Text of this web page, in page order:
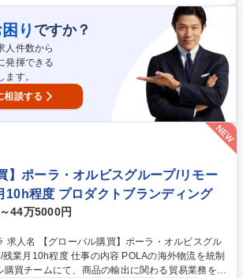
応業務■CSR調達関連業務■資材部規程の管理■設
対応■社内教育用教材の作成■会議体運営 募集職
部門)】世界シェアTOP級製品多数/社内食堂あり
り ですか？
人件数から
発揮できる
す。
相談する
】ポーラ・オルビスグループ/リモー
10h程度 プロダクトブランディング
44万5000円
内容 POLAの海外物流を統制
買チームにて、商品の輸出に関わる貿易業務をお